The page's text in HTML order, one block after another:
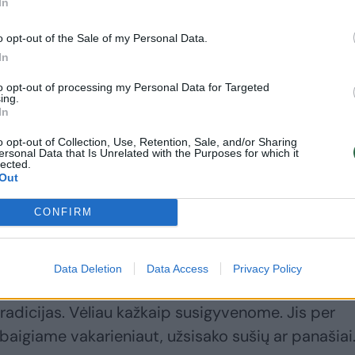
opt-out of the Sale of my Personal Data.
opt-out of processing my Personal Data for Targeted
opt-out of Collection, Use, Retention, Sale, and/or Sharing
Data that Is Unrelated with the Purposes for which it
CONFIRM
Data Deletion Data Access Privacy Policy
gaminami patiekalai su silke. Jis mandagiai
kuriuose buvo silkės. Kodėl?
mažens pratęs valgyti tik šviežią, neseniai
– tik nežinia, kiek laiko ir kokiomis sąlygomis
lietuvių Kūčių tradicijų. Mano šeima buvo
Vėliau kažkaip susigyvenome. Jis per
vakarieniaut, užsisako sušių ar panašiai.